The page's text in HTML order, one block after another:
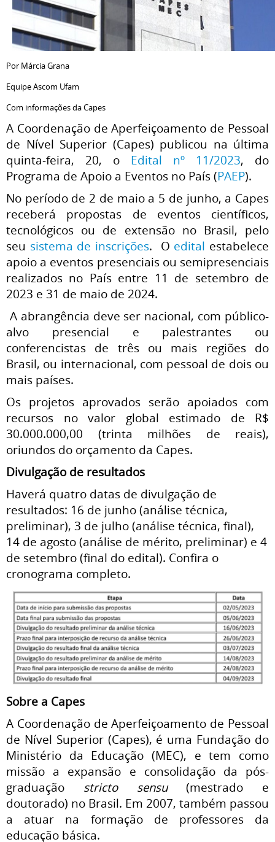
Por Márcia Grana
Equipe Ascom Ufam
Com informações da Capes
A Coordenação de Aperfeiçoamento de Pessoal
de Nível Superior (Capes) publicou na última
quinta-feira, 20, o Edital nº 11/2023, do
Programa de Apoio a Eventos no País (PAEP).
No período de 2 de maio a 5 de junho, a Capes
receberá propostas de eventos científicos,
tecnológicos ou de extensão no Brasil, pelo
seu sistema de inscrições. O edital estabelece
apoio a eventos presenciais ou semipresenciais
realizados no País entre 11 de setembro de
2023 e 31 de maio de 2024.
A abrangência deve ser nacional, com público-
alvo presencial e palestrantes ou
conferencistas de três ou mais regiões do
Brasil, ou internacional, com pessoal de dois ou
mais países.
Os projetos aprovados serão apoiados com
recursos no valor global estimado de R$
30.000.000,00 (trinta milhões de reais),
oriundos do orçamento da Capes.
Divulgação de resultados
Haverá quatro datas de divulgação de
resultados: 16 de junho (análise técnica,
preliminar), 3 de julho (análise técnica, final),
14 de agosto (análise de mérito, preliminar) e 4
de setembro (final do edital). Confira o
cronograma completo.
Sobre a Capes
A Coordenação de Aperfeiçoamento de Pessoal
de Nível Superior (Capes), é uma Fundação do
Ministério da Educação (MEC), e tem como
missão a expansão e consolidação da pós-
graduação stricto sensu(mestrado e
doutorado) no Brasil. Em 2007, também passou
a atuar na formação de professores da
educação básica.